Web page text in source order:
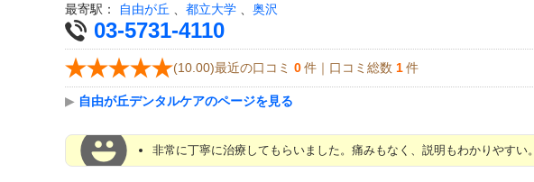
最寄駅： 自由が丘 都立大学 奥沢
03-5731-4110
(10.00)最近の口コミ 0 件｜口コミ総数 1 件
▶ 自由が丘デンタルケアのページを見る
非常に丁寧に治療してもらいました。痛みもなく、説明もわかりやすい。